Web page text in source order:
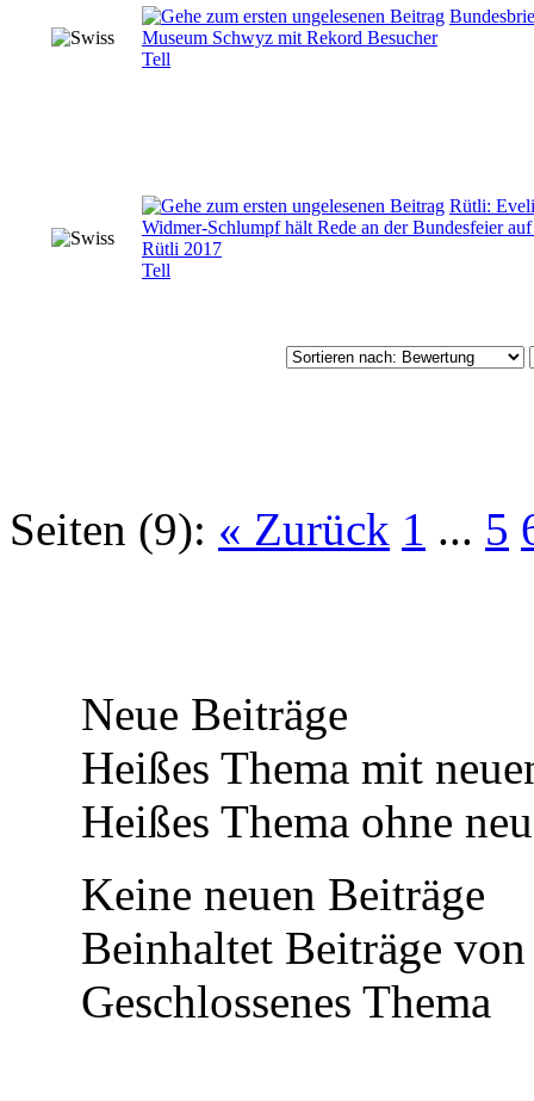
Museum Schwyz mit Rekord Besucher
Tell
Rütli:
Widmer-Schlumpf hält Rede an der Bundesfeier
Rütli 2017
Tell
Seiten (9): « Zurück 1 ... 5
Neue Beiträge
Heißes Thema mit
Heißes Thema ohne
Keine neuen Beiträge
Beinhaltet Beiträge
Geschlossenes Thema